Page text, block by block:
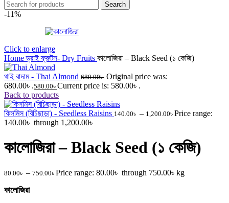
Search
-11%
Click to enlarge
Homeড্রাই ফ্রুটস- Dry Fruits কালোজিরা – Black Seed (১ কেজি)
থাই বাদাম - Thai Almond 680.00৳ Original price was:
680.00৳ .580.00৳ Current price is: 580.00৳ .
Back to products
কিসমিস (বিচিছাড়া) - Seedless Raisins 140.00৳ – 1,200.00৳ Price range:
140.00৳ through 1,200.00৳
কালোজিরা – Black Seed (১ কেজি)
80.00৳ – 750.00৳ Price range: 80.00৳ through 750.00৳ kg
কালোজিরা